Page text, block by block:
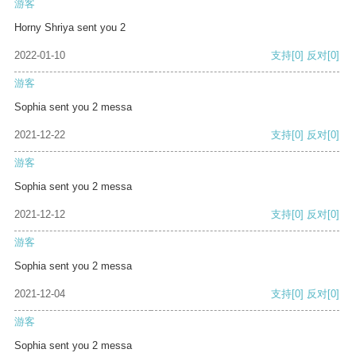
游客
Horny Shriya sent you 2
2022-01-10 支持[0] 反对[0]
游客
Sophia sent you 2 messa
2021-12-22 支持[0] 反对[0]
游客
Sophia sent you 2 messa
2021-12-12 支持[0] 反对[0]
游客
Sophia sent you 2 messa
2021-12-04 支持[0] 反对[0]
游客
Sophia sent you 2 messa